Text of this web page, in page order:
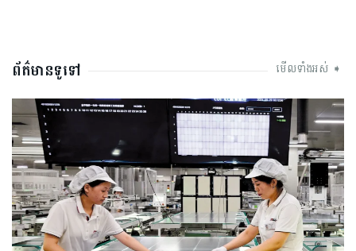
ព័ត៌មានទូទៅ មើលទាំងអស់ ➧